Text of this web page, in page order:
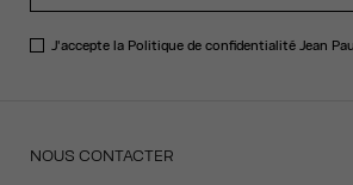
J'accepte la Politique de confidentialitéJean
NOUS CONTACTER